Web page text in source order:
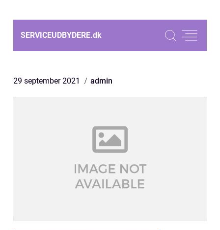
SERVICEUDBYDERE.dk
29 september 2021 admin